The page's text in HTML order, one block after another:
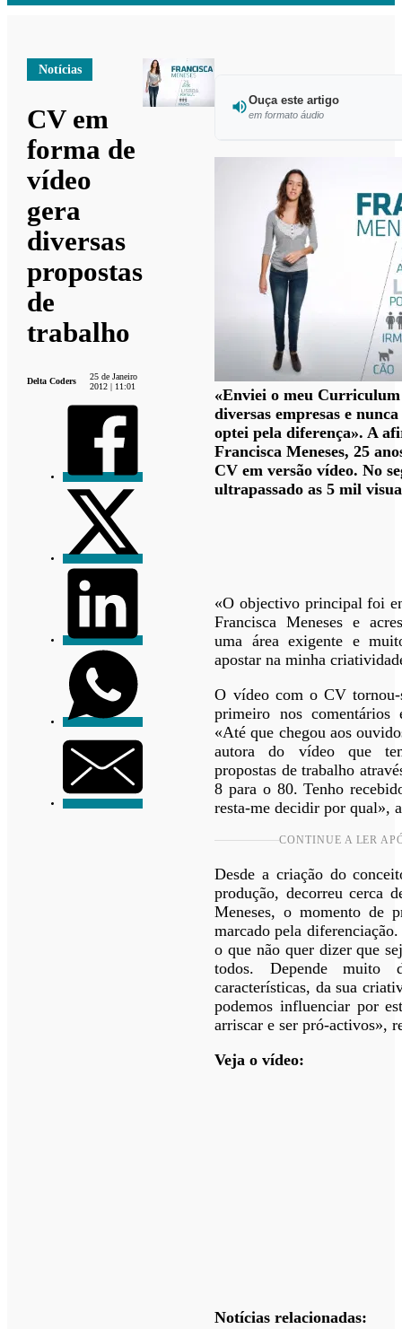
Notícias
CV em
forma de
vídeo
gera
diversas
propostas
de
trabalho
Delta Coders
25 de Janeiro
2012 | 11:01
Ouça este artigo
em formato áudio
«Enviei o meu
diversas empresas e
optei pela diferença». A
Francisca Meneses, 25
CV em versão vídeo. No
ultrapassado as 5 mil
«O objectivo principal foi
Francisca Meneses e
uma área exigente e
apostar na minha
O vídeo com o CV
primeiro nos comentários
«Até que chegou aos
autora do vídeo que
propostas de trabalho
8 para o 80. Tenho
resta-me decidir por qual»,
CONTINUE A LER
Desde a criação do
produção, decorreu cerca
Meneses, o momento de
marcado pela
o que não quer dizer que
todos. Depende muito
características, da sua
podemos influenciar por
arriscar e ser pró-activos»,
Veja o vídeo:
Notícias relacionadas: